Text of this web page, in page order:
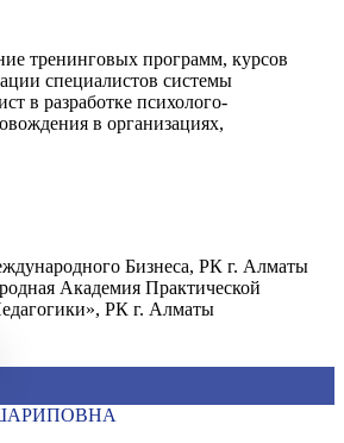
тренинговых программ, курсов
специалистов системы
в разработке психолого-
в организациях,
Бизнеса, РК г. Алматы
Академия Практической
РК г. Алматы